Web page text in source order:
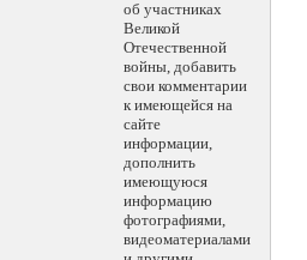
об участниках
Великой
Отечественной
войны, добавить
свои комментарии
к имеющейся на
сайте
информации,
дополнить
имеющуюся
информацию
фотографиями,
видеоматериалами